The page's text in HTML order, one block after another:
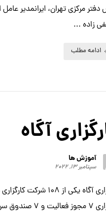
مرکزی تهران، ایرانمدیر
زاده ...
ادامه مطلب
آگاه
آموزش ها
سپتامبر ۱۳, ۲۰۲۲
کارگزاری آگاه یکی از
دارد. ...